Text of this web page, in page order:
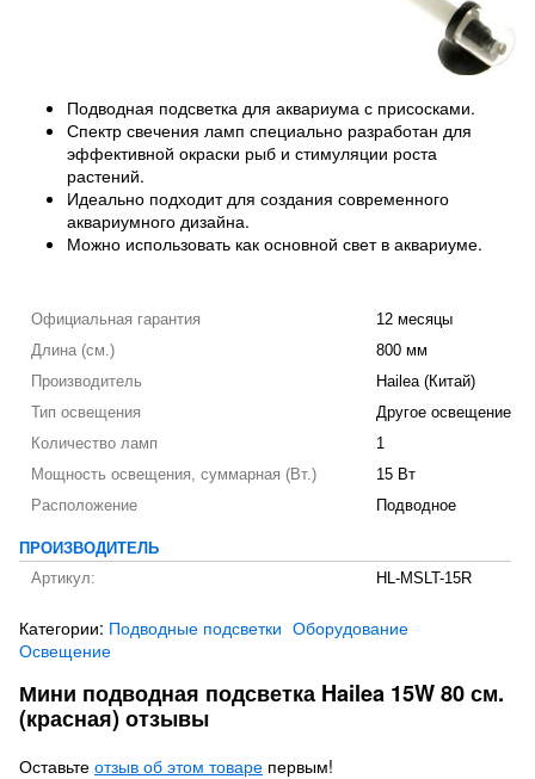
Подводная подсветка для аквариума с присосками.
Спектр свечения ламп специально разработан для
эффективной окраски рыб и стимуляции роста
растений.
Идеально подходит для создания современного
аквариумного дизайна.
Можно использовать как основной свет в аквариуме.
Официальная гарантия
12 месяцы
Длина (см.)
800 мм
Производитель
Hailea (Китай)
Тип освещения
Другое освещение
Количество ламп
1
Мощность освещения, суммарная (Вт.)
15 Вт
Расположение
Подводное
ПРОИЗВОДИТЕЛЬ
Артикул:
HL-MSLT-15R
Категории: Подводные подсветки Оборудование
Освещение
Мини подводная подсветка Hailea 15W 80 см.
(красная) отзывы
Оставьте отзыв об этом товаре первым!